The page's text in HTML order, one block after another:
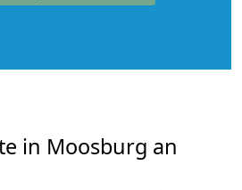
in Moosburg an